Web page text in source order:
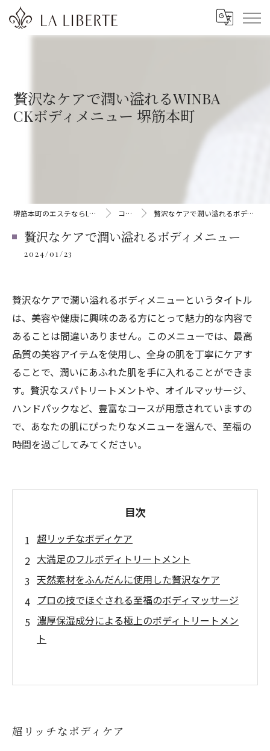
贅沢なケアで潤い溢れるWINBA
CKボディメニュー 堺筋本町
堺筋本町のエステならLA LIBERTE コラム 贅沢なケアで潤い溢れるボディメニュー
贅沢なケアで潤い溢れるボディメニュー
2024/01/23
贅沢なケアで潤い溢れるボディメニューというタイトル
は、美容や健康に興味のある方にとって魅力的な内容で
あることは間違いありません。このメニューでは、最高
品質の美容アイテムを使用し、全身の肌を丁寧にケアす
ることで、潤いにあふれた肌を手に入れることができま
す。贅沢なスパトリートメントや、オイルマッサージ、
ハンドパックなど、豊富なコースが用意されていますの
で、あなたの肌にぴったりなメニューを選んで、至福の
時間を過ごしてみてください。
目次
超リッチなボディケア
大満足のフルボディトリートメント
天然素材をふんだんに使用した贅沢なケア
プロの技でほぐされる至福のボディマッサージ
濃厚保湿成分による極上のボディトリートメン
ト
超リッチなボディケア